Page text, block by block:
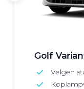
Golf
Velgen